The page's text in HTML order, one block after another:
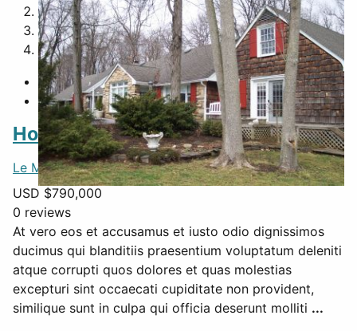
2
3
4
Home Alone
Le Mans ,France , 55203
USD $790,000
0 reviews
At vero eos et accusamus et iusto odio dignissimos
ducimus qui blanditiis praesentium voluptatum deleniti
atque corrupti quos dolores et quas molestias
excepturi sint occaecati cupiditate non provident,
similique sunt in culpa qui officia deserunt molliti ...